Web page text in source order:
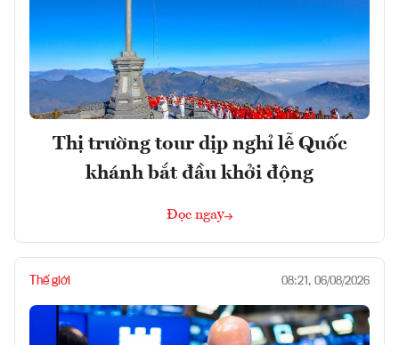
Thị trường tour dịp nghỉ lễ Quốc
khánh bắt đầu khởi động
Đọc ngay
Thế giới 08:21, 06/08/2026